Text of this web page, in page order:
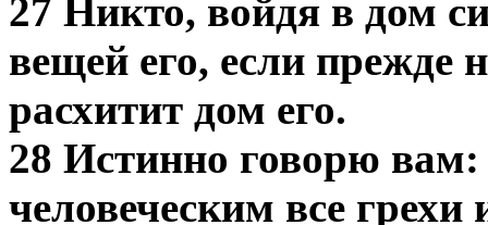
27 Никто, войдя в дом
вещей его, если прежде
расхитит дом его.
28 Истинно говорю
человеческим все